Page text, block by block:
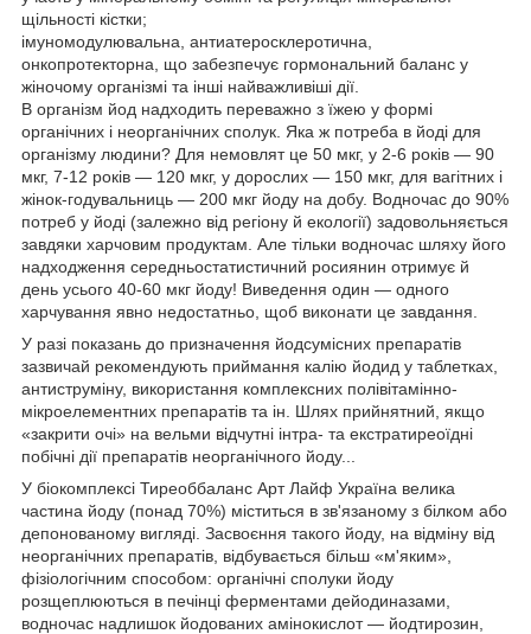
щільності кістки;
імуномодулювальна, антиатеросклеротична,
онкопротекторна, що забезпечує гормональний баланс у
жіночому організмі та інші найважливіші дії.
В організм йод надходить переважно з їжею у формі
органічних і неорганічних сполук. Яка ж потреба в йоді для
організму людини? Для немовлят це 50 мкг, у 2-6 років — 90
мкг, 7-12 років — 120 мкг, у дорослих — 150 мкг, для вагітних і
жінок-годувальниць — 200 мкг йоду на добу. Водночас до 90%
потреб у йоді (залежно від регіону й екології) задовольняється
завдяки харчовим продуктам. Але тільки водночас шляху його
надходження середньостатистичний росиянин отримує й
день усього 40-60 мкг йоду! Виведення один — одного
харчування явно недостатньо, щоб виконати це завдання.
У разі показань до призначення йодсумісних препаратів
зазвичай рекомендують приймання калію йодид у таблетках,
антиструміну, використання комплексних полівітамінно-
мікроелементних препаратів та ін. Шлях прийнятний, якщо
«закрити очі» на вельми відчутні інтра- та екстратиреоїдні
побічні дії препаратів неорганічного йоду...
У біокомплексі Тиреоббаланс Арт Лайф Україна велика
частина йоду (понад 70%) міститься в зв'язаному з білком або
депонованому вигляді. Засвоєння такого йоду, на відміну від
неорганічних препаратів, відбувається більш «м'яким»,
фізіологічним способом: органічні сполуки йоду
розщеплюються в печінці ферментами дейодиназами,
водночас надлишок йодованих амінокислот — йодтирозин,